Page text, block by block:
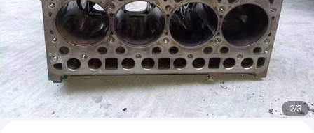
2/3